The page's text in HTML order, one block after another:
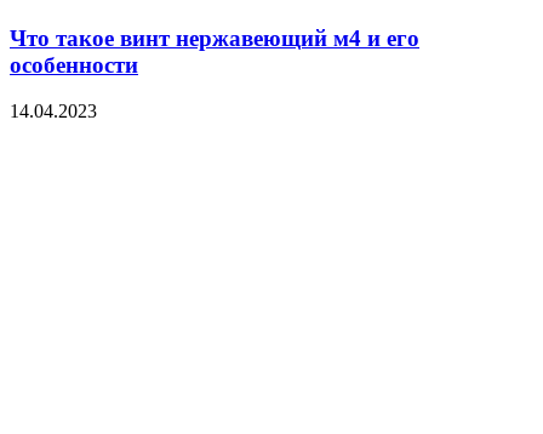
Что такое винт нержавеющий м4 и его
особенности
14.04.2023